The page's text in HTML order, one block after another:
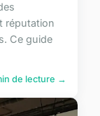
réputation
Ce guide
de lecture →